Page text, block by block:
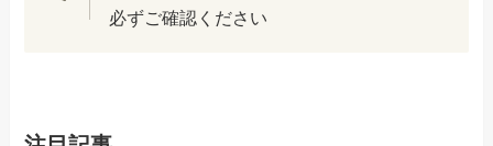
必ずご確認ください